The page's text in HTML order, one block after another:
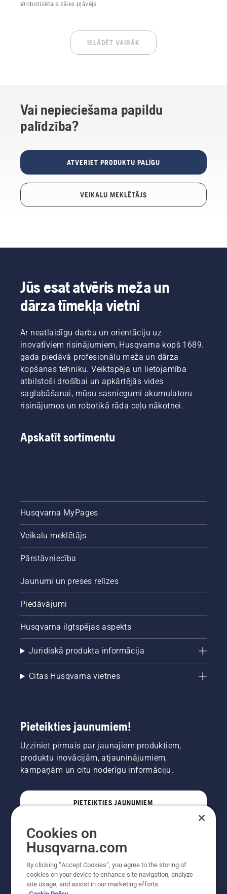
bezvadu režīmā)
#robotizētais zāles pļāvējs
IELĀDĒT VAIRĀK
Vai nepieciešama papildu
palīdzība?
ATVERIET PRODUKTU PALĪGU
VEIKALU MEKLĒTĀJS
Jūs esat atvēris meža un
dārza tīmekļa vietni
Ar neatlaidīgu darbu un orientāciju uz
inovatīviem risinājumiem, Husqvarna kopš 1689.
gada piedāvā profesionālu meža un dārza
kopšanas tehniku. Veiktspēja un lietojamība
atbilstoši drošībai un apkārtējās vides
saglabāšanai, mūsu sasniegumi akumulatoru
risinājumos un robotikā rāda ceļu nākotnei.
Apskatīt sortimentu
Husqvarna MyPages
Veikalu meklētājs
Pārstāvniecība
Jaunumi un preses relīzes
Piedāvājumi
Husqvarna ilgtspējas aspekts
Juridiskā produkta informācija
Citas Husqvarna vietnes
Pieteikties jaunumiem!
Uzziniet pirmais par jaunajiem produktiem,
produktu inovācijām, atjauninājumiem,
kampaņām un citu noderīgu informāciju.
PIETEIKTIES JAUNUMIEM
Cookies on
Husqvarna.com
By clicking “Accept Cookies”, you agree to the storing of
cookies on your device to enhance site navigation, analyze
site usage, and assist in our marketing efforts.